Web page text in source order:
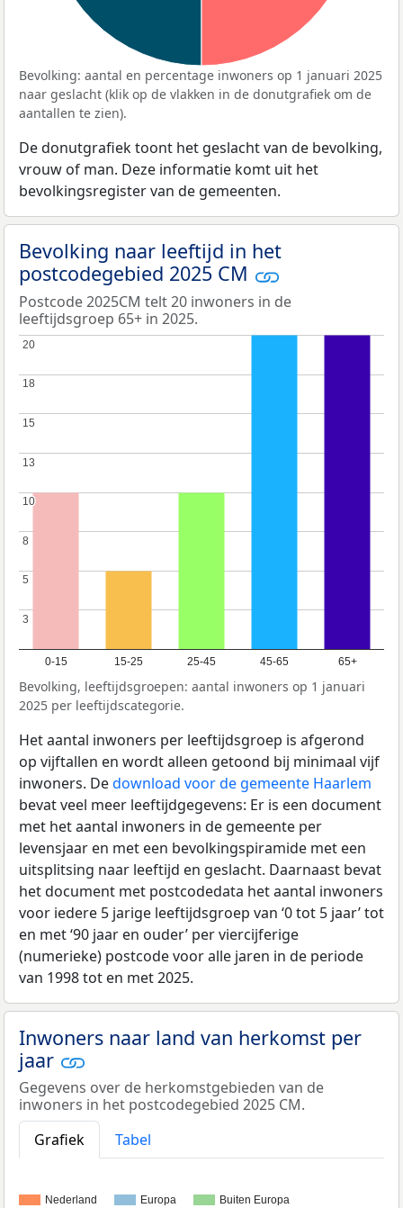
Bevolking: aantal en percentage inwoners op 1 januari 2025
naar geslacht (klik op de vlakken in de donutgrafiek om de
aantallen te zien).
De donutgrafiek toont het geslacht van de bevolking,
vrouw of man. Deze informatie komt uit het
bevolkingsregister van de gemeenten.
Bevolking naar leeftijd in het
postcodegebied 2025 CM
Postcode 2025CM telt 20 inwoners in de
leeftijdsgroep 65+ in 2025.
0-15 15-25 25-45 45-65 65+
3
3
5
5
8
8
10
10
13
13
15
15
18
18
20
20
Bevolking, leeftijdsgroepen: aantal inwoners op 1 januari
2025 per leeftijdscategorie.
Het aantal inwoners per leeftijdsgroep is afgerond
op vijftallen en wordt alleen getoond bij minimaal vijf
inwoners. Dedownload voor de gemeente Haarlem
bevat veel meer leeftijdgegevens: Er is een document
met het aantal inwoners in de gemeente per
levensjaar en met een bevolkingspiramide met een
uitsplitsing naar leeftijd en geslacht. Daarnaast bevat
het document met postcodedata het aantal inwoners
voor iedere 5 jarige leeftijdsgroep van ‘0 tot 5 jaar’ tot
en met ‘90 jaar en ouder’ per viercijferige
(numerieke) postcode voor alle jaren in de periode
van 1998 tot en met 2025.
Inwoners naar land van herkomst per
jaar
Gegevens over de herkomstgebieden van de
inwoners in het postcodegebied 2025 CM.
Grafiek
Tabel
Nederland Europa Buiten Europa